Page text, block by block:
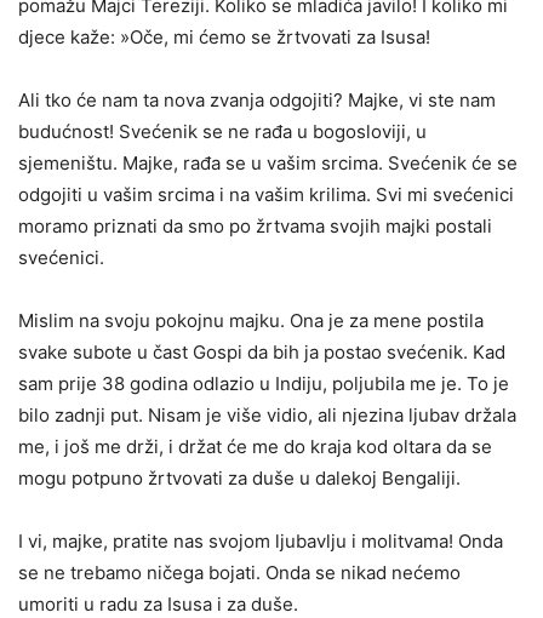
pomažu Majci Tereziji. Koliko se mladića javilo! I koliko mi
djece kaže: »Oče, mi ćemo se žrtvovati za Isusa!
Ali tko će nam ta nova zvanja odgojiti? Majke, vi ste nam
bu­dućnost! Svećenik se ne rađa u bogosloviji, u
sjemeništu. Majke, rađa se u vašim srcima. Svećenik će se
odgojiti u vašim srcima i na vašim krilima. Svi mi svećenici
moramo priznati da smo po žrtvama svojih majki postali
svećenici.
Mislim na svoju pokojnu majku. Ona je za mene postila
svake subote u čast Gospi da bih ja postao svećenik. Kad
sam prije 38 go­dina odlazio u Indiju, poljubila me je. To je
bilo zadnji put. Nisam je više vidio, ali njezina ljubav držala
me, i još me drži, i držat će me do kraja kod oltara da se
mogu potpuno žrtvovati za duše u dalekoj Bengaliji.
I vi, majke, pratite nas svojom ljubavlju i molitvama! Onda
se ne trebamo ničega bojati. Onda se nikad nećemo
umoriti u radu za Isusa i za duše.